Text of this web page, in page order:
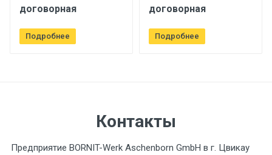
договорная
Подробнее
договорная
Подробнее
Контакты
Предприятие BORNIT-Werk Aschenborn GmbH в г. Цвикау